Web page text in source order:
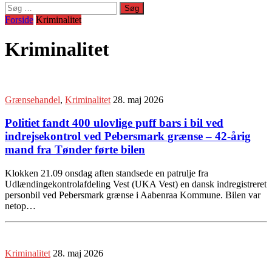
Søg
efter:
Forside Kriminalitet
Kriminalitet
Grænsehandel, Kriminalitet 28. maj 2026
Politiet fandt 400 ulovlige puff bars i bil ved
indrejsekontrol ved Pebersmark grænse – 42-årig
mand fra Tønder førte bilen
Klokken 21.09 onsdag aften standsede en patrulje fra
Udlændingekontrolafdeling Vest (UKA Vest) en dansk indregistreret
personbil ved Pebersmark grænse i Aabenraa Kommune. Bilen var
netop…
Kriminalitet 28. maj 2026